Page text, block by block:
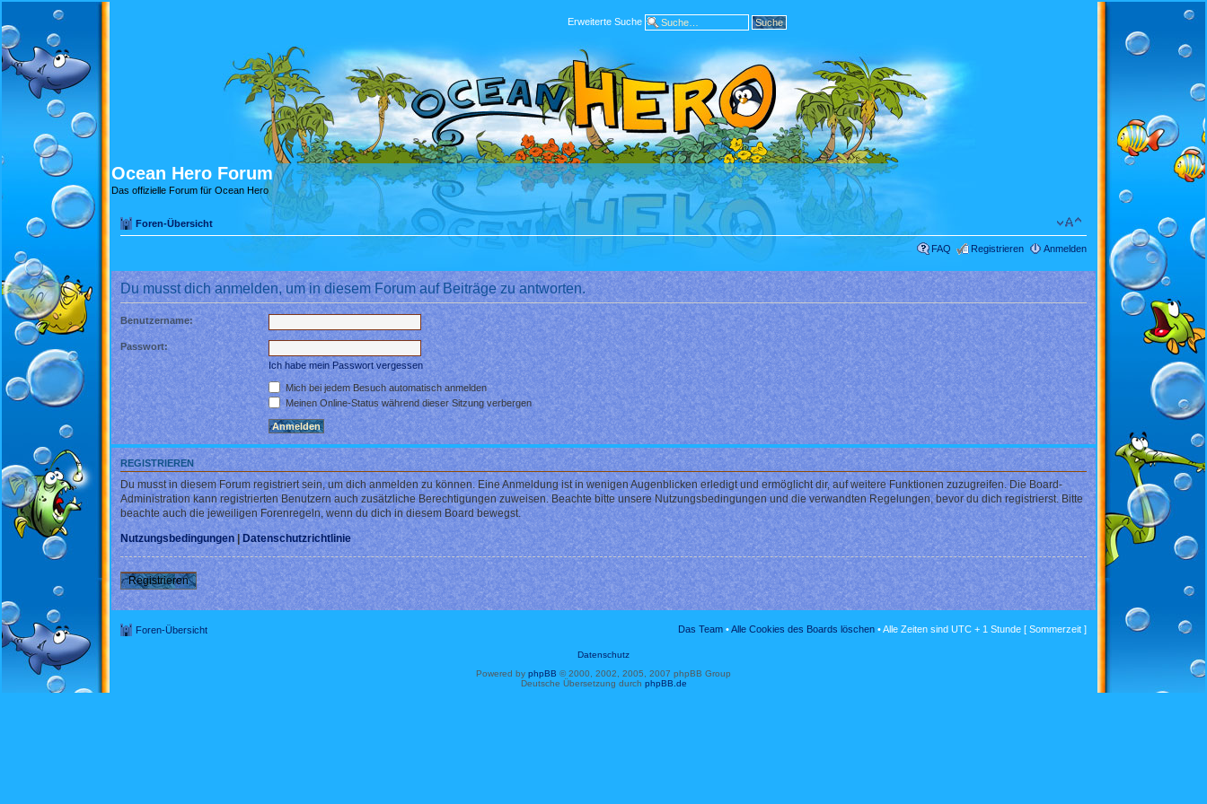
Erweiterte Suche
Ocean Hero Forum
Das offizielle Forum für Ocean Hero
Foren-Übersicht
FAQ Registrieren Anmelden
Du musst dich anmelden, um in diesem Forum auf Beiträge zu antworten.
Benutzername:
Passwort:
Ich habe mein Passwort vergessen
Mich bei jedem Besuch automatisch anmelden
Meinen Online-Status während dieser Sitzung verbergen
REGISTRIEREN
Du musst in diesem Forum registriert sein, um dich anmelden zu können. Eine Anmeldung ist in wenigen Augenblicken erledigt und ermöglicht dir, auf weitere Funktionen zuzugreifen. Die Board-
Administration kann registrierten Benutzern auch zusätzliche Berechtigungen zuweisen. Beachte bitte unsere Nutzungsbedingungen und die verwandten Regelungen, bevor du dich registrierst. Bitte
beachte auch die jeweiligen Forenregeln, wenn du dich in diesem Board bewegst.
Nutzungsbedingungen|Datenschutzrichtlinie
Registrieren
Foren-Übersicht Das Team •Alle Cookies des Boards löschen • Alle Zeiten sind UTC + 1 Stunde [ Sommerzeit ]
Datenschutz
Powered by phpBB © 2000, 2002, 2005, 2007 phpBB Group
Deutsche Übersetzung durch phpBB.de